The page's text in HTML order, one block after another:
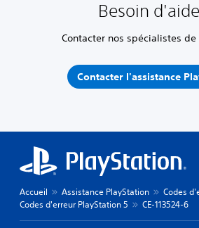
Besoin
Contacter nos spécialistes
Contacter l'assistance
Accueil Assistance PlayStation
Codes
Codes d'erreur PlayStation 5
CE-113524-6